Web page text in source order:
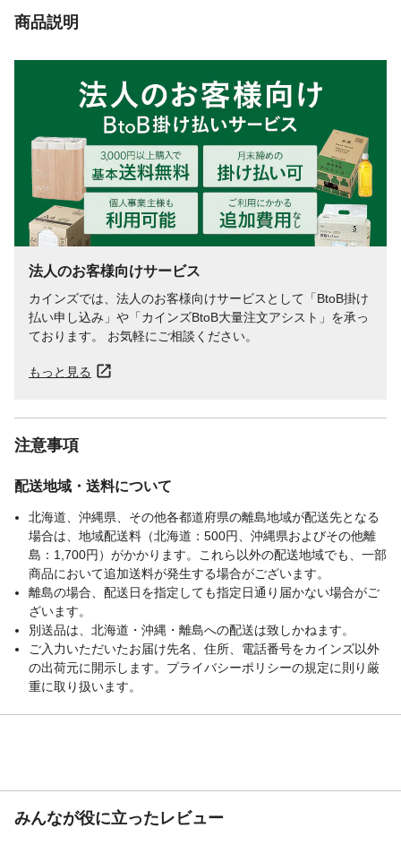
使用方法
つめかえ方/1.注ぎ口の付け根の硬い部分を
しっかり持ってキャップを開けてくださ
い 2.注ぎ口をボトルの口にしっかり差し
込みます 3.パックを底部からしぼって全
量をつめかえます 4.折りたたみながら中
身を入れていくと、ムダなく入れることが
できます
内容量
320mL
成分
水、ラウレス硫酸アンモニウム、オレフィ
ンC16スルホン酸Na、ラウラミドプロピル
ベタイン、ラウレス-4カルボン酸Na、グリ
セリン、ジステアリン酸グリコール、エタ
ポリクオタニウム-7、PEG-65M、PEG-
150、など
使用上の注意
●傷、湿疹等異常のある時は使わないでくだ
あります。●ポンプを押す時や使用中、目に
詰め替え時の注意
「ビオレuボディウオッシュ」の使用済み容
ウオッシュ、ハンドソープなどにつめかえ
ないでください。泡にならない・ポンプが
押せなくなります。など
重量
(約)338.5g
商品説明
法人のお客様向けサービス
カインズでは、法人のお客様向けサービスとして「BtoB掛け
払い申し込み」や「カインズBtoB大量注文アシスト」を承っ
ております。 お気軽にご相談ください。
もっと見る
注意事項
配送地域・送料について
北海道、沖縄県、その他各都道府県の離島地域が配送先となる
場合は、地域配送料（北海道：500円、沖縄県およびその他離
島：1,700円）がかかります。これら以外の配送地域でも、一部
商品において追加送料が発生する場合がございます。
離島の場合、配送日を指定しても指定日通り届かない場合がご
ざいます。
別送品は、北海道・沖縄・離島への配送は致しかねます。
ご入力いただいたお届け先名、住所、電話番号をカインズ以外
の出荷元に開示します。プライバシーポリシーの規定に則り厳
重に取り扱います。
みんなが役に立ったレビュー